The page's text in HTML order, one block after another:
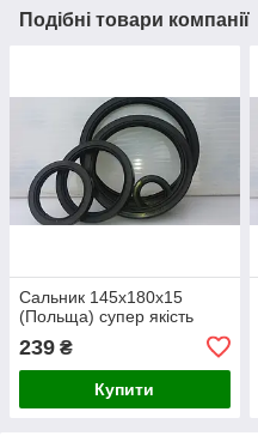
Подібні товари компанії
Сальник 145х180х15
(Польща) супер якість
239 ₴
Купити